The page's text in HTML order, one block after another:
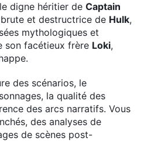
digne héritier de Captain
et destructrice de Hulk,
mythologiques et
son facétieux frère Loki,
des scénarios, le
la qualité des
des arcs narratifs. Vous
des analyses de
de scènes post-